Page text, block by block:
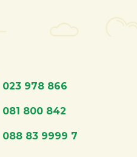
023 978 866
081 800 842
088 83 9999 7